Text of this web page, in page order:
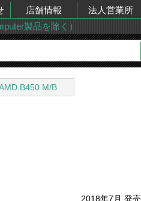
店舗情報 法人営業所
製品を除く）
B450 M/B
2018年7月 発売